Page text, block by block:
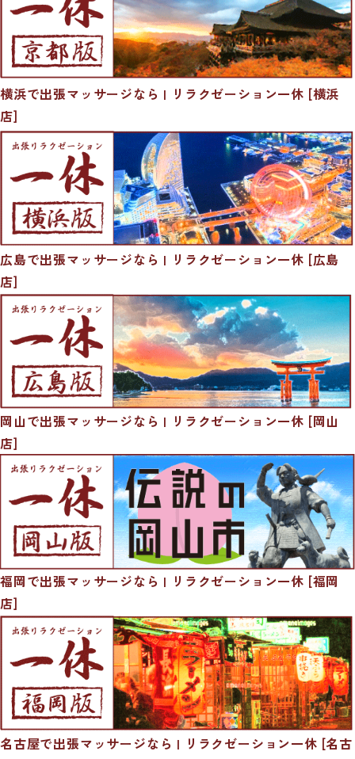
横浜で出張マッサージなら | リラクゼーション一休 [横浜
店]
広島で出張マッサージなら | リラクゼーション一休 [広島
店]
岡山で出張マッサージなら | リラクゼーション一休 [岡山
店]
福岡で出張マッサージなら | リラクゼーション一休 [福岡
店]
名古屋で出張マッサージなら | リラクゼーション一休 [名古